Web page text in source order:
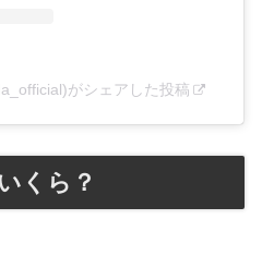
がシェアした投稿
くら？